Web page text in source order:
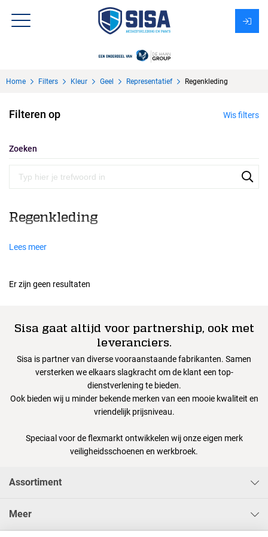
Over Sisa
KMS
Uitzendbureau?
Home Filters Kleur Geel Representatief Regenkleding
Filteren op Wis filters
Zoeken
Regenkleding
Lees meer
Er zijn geen resultaten
Sisa gaat altijd voor partnership, ook met
leveranciers.
Sisa is partner van diverse vooraanstaande fabrikanten. Samen
versterken we elkaars slagkracht om de klant een top-
dienstverlening te bieden.
Ook bieden wij u minder bekende merken van een mooie kwaliteit en
vriendelijk prijsniveau.
Speciaal voor de flexmarkt ontwikkelen wij onze eigen merk
veiligheidsschoenen en werkbroek.
Assortiment
Meer